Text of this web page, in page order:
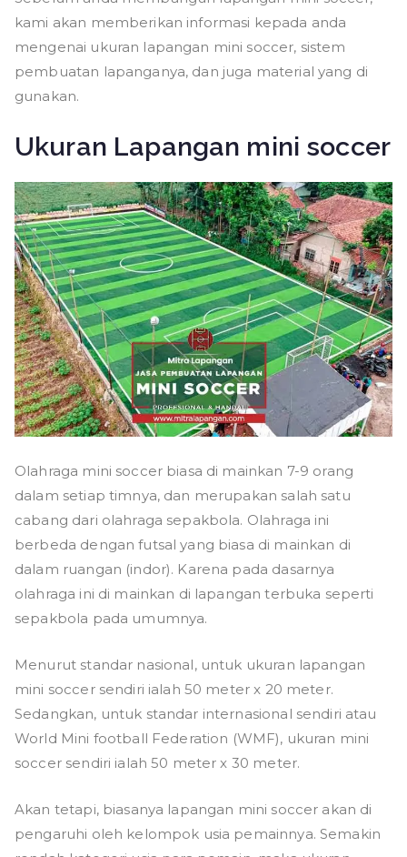
kami akan memberikan informasi kepada anda
mengenai ukuran lapangan mini soccer, sistem
pembuatan lapanganya, dan juga material yang di
gunakan.
Ukuran Lapangan mini soccer
Olahraga mini soccer biasa di mainkan 7-9 orang
dalam setiap timnya, dan merupakan salah satu
cabang dari olahraga sepakbola. Olahraga ini
berbeda dengan futsal yang biasa di mainkan di
dalam ruangan (indor). Karena pada dasarnya
olahraga ini di mainkan di lapangan terbuka seperti
sepakbola pada umumnya.
Menurut standar nasional, untuk ukuran lapangan
mini soccer sendiri ialah 50 meter x 20 meter.
Sedangkan, untuk standar internasional sendiri atau
World Mini football Federation (WMF), ukuran mini
soccer sendiri ialah 50 meter x 30 meter.
Akan tetapi, biasanya lapangan mini soccer akan di
pengaruhi oleh kelompok usia pemainnya. Semakin